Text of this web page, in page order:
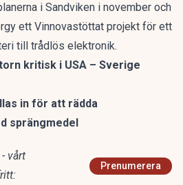
i Sandviken i november och
ett Vinnovastöttat projekt för ett
till trådlös elektronik.
kritisk i USA – Sverige
in för att rädda
sprängmedel
vårt
Prenumerera